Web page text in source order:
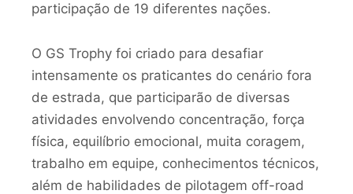
participação de 19 diferentes nações.
O GS Trophy foi criado para desafiar
intensamente os praticantes do cenário fora
de estrada, que participarão de diversas
atividades envolvendo concentração, força
física, equilíbrio emocional, muita coragem,
trabalho em equipe, conhecimentos técnicos,
além de habilidades de pilotagem off-road